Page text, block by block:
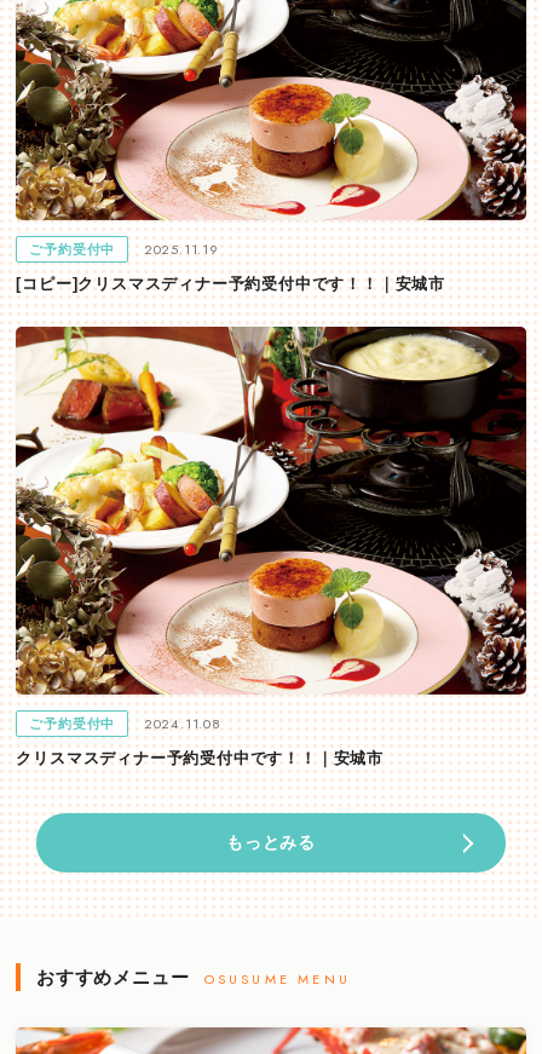
ご予約受付中 2025.11.19
[コピー]クリスマスディナー予約受付中です！！｜安城市
ご予約受付中 2024.11.08
クリスマスディナー予約受付中です！！｜安城市
もっとみる
おすすめメニュー OSUSUME MENU